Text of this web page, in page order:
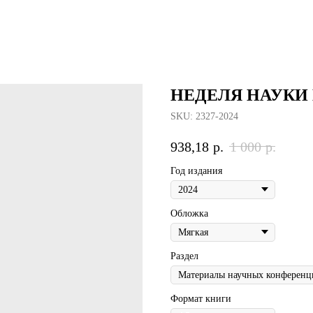
НЕДЕЛЯ НАУКИ
SKU: 2327-2024
938,18 р. 1 000 р.
Год издания
Обложка
Раздел
Формат книги